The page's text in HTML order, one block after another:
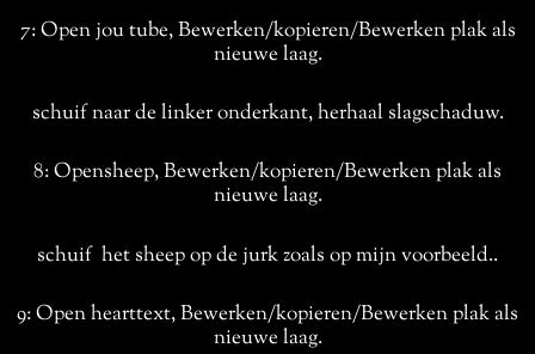
7: Open jou tube, Bewerken/kopieren/Bewerken plak als
nieuwe laag.
schuif naar de linker onderkant, herhaal slagschaduw.
8: Opensheep, Bewerken/kopieren/Bewerken plak als
nieuwe laag.
schuif het sheep op de jurk zoals op mijn voorbeeld..
9: Open hearttext, Bewerken/kopieren/Bewerken plak als
nieuwe laag.